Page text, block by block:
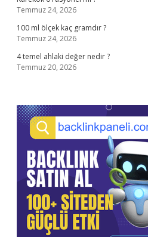
Temmuz 24, 2026
100 ml ölçek kaç gramdır ?
Temmuz 24, 2026
4 temel ahlaki değer nedir ?
Temmuz 20, 2026